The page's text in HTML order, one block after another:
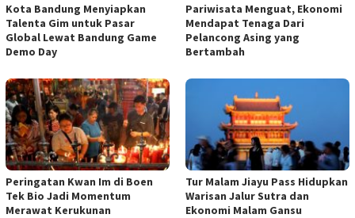
Kota Bandung Menyiapkan
Talenta Gim untuk Pasar
Global Lewat Bandung Game
Demo Day
Pariwisata Menguat, Ekonomi
Mendapat Tenaga Dari
Pelancong Asing yang
Bertambah
Peringatan Kwan Im di Boen
Tek Bio Jadi Momentum
Merawat Kerukunan
Tur Malam Jiayu Pass Hidupkan
Warisan Jalur Sutra dan
Ekonomi Malam Gansu